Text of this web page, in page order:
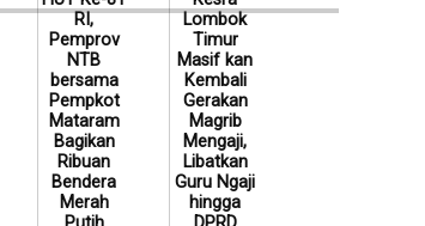
RI,
Pemprov
NTB
bersama
Pempkot
Mataram
Bagikan
Ribuan
Bendera
Merah
Lombok
Timur
Masif kan
Kembali
Gerakan
Magrib
Mengaji,
Libatkan
Guru Ngaji
hingga